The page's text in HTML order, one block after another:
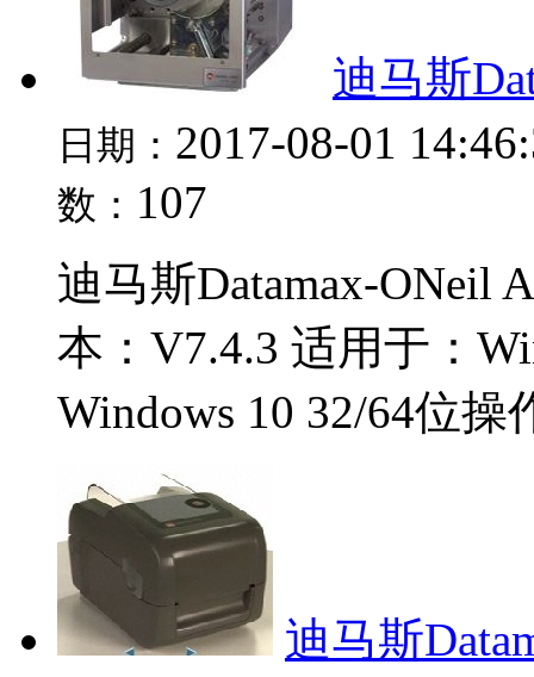
迪马斯
日期： 2017-08-01
数： 107
迪马斯Datamax-ONeil
本：V7.4.3 适用于：
Windows 10 32/64位操
迪马斯